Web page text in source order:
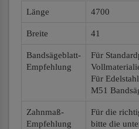
Länge 4700
Breite 41
Bandsägeblatt-
Empfehlung
Für
Für
M51
Zahnmaß-
Empfehlung
Für die
bitte die